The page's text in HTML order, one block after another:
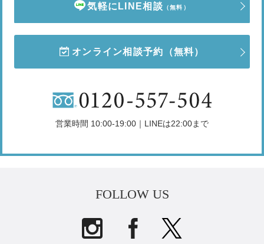
気軽にLINE相談 （無料）
オンライン相談予約 （無料）
営業時間 10:00-19:00｜LINEは22:00まで
FOLLOW US